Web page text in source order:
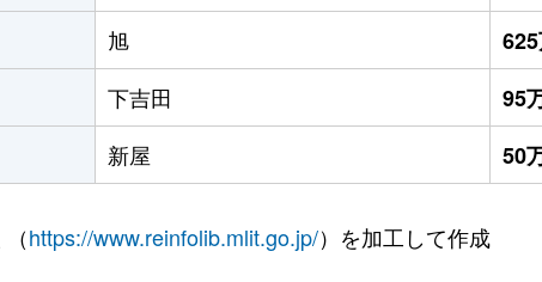
旭
下吉田
95
新屋 50
https://www.reinfolib.mlit.go.jp/）を加工して作成